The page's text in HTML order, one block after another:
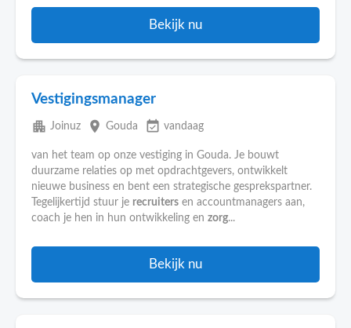
Bekijk nu
Vestigingsmanager
apartment Joinuz place Gouda event_available vandaag
van het team op onze vestiging in Gouda. Je bouwt
duurzame relaties op met opdrachtgevers, ontwikkelt
nieuwe business en bent een strategische gesprekspartner.
Tegelijkertijd stuur je recruiters en accountmanagers aan,
coach je hen in hun ontwikkeling en zorg...
Bekijk nu